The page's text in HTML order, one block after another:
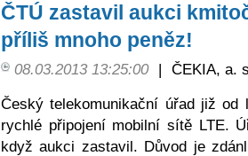
ČTÚ zastavil aukci
příliš mnoho peněz!
08.03.2013 13:25:00 | ČEKIA, a.
Český telekomunikační úřad již od
rychlé připojení mobilní sítě LTE.
když aukci zastavil. Důvod je